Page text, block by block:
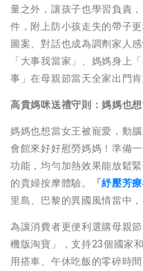
量之外，讓孩子也學習負責
件，附上防小孩走失的帶子更
圖案、對話也成為調劑家人
「大事我當家」、媽媽身上
事」在母親節當天全家出門
高貴媽咪送禮守則：媽媽也
媽媽也想當女王被寵愛，動
會館來好好慰勞媽媽！準備
功能，均勻加熱效果能放鬆
的貴婦按摩體驗。
「紓壓芳
里島、巴黎的異國風情當中
為讓消費者更便利選購母親
機版淘寶」，支持23個國家
用搭車、午休吃飯的零碎時